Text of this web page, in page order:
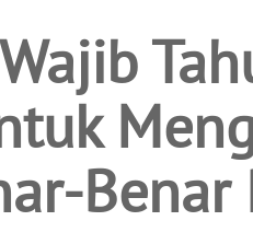
Benar